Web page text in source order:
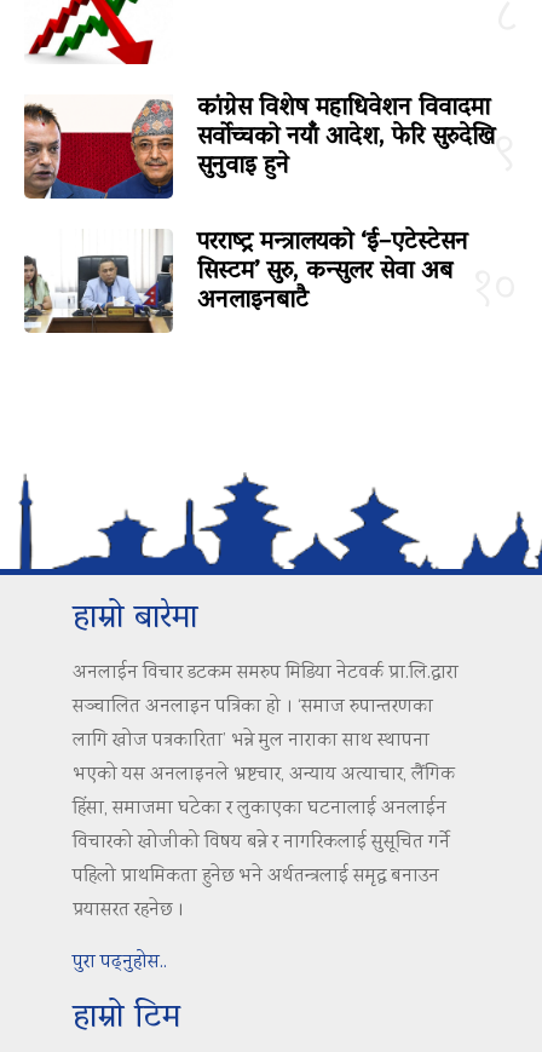
९
कांग्रेस विशेष महाधिवेशन विवादमा
सर्वोच्चको नयाँ आदेश, फेरि सुरुदेखि
सुनुवाइ हुने
परराष्ट्र मन्त्रालयको ‘ई–एटेस्टेसन
सिस्टम’ सुरु, कन्सुलर सेवा अब
अनलाइनबाटै
हाम्रो बारेमा
अनलाईन विचार डटकम समरुप मिडिया नेटवर्क प्रा.लि.द्वारा
सञ्चालित अनलाइन पत्रिका हो । ‘समाज रुपान्तरणका
लागि खोज पत्रकारिता’ भन्ने मुल नाराका साथ स्थापना
भएको यस अनलाइनले भ्रष्टचार, अन्याय अत्याचार, लैंगिक
हिंसा, समाजमा घटेका र लुकाएका घटनालाई अनलाईन
विचारको खोजीको विषय बन्ने र नागरिकलाई सुसूचित गर्ने
पहिलो प्राथमिकता हुनेछ भने अर्थतन्त्रलाई समृद्ध बनाउन
प्रयासरत रहनेछ ।
पुरा पढ्नुहोस..
हाम्रो टिम